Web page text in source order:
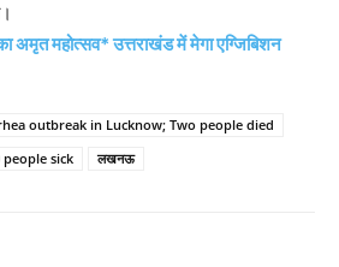
महोत्सव* उत्तराखंड में मेगा एग्जिबिशन
outbreak in Lucknow; Two people died
sick लखनऊ